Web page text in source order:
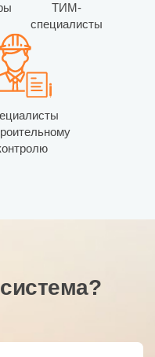
ТИМ-
специалисты